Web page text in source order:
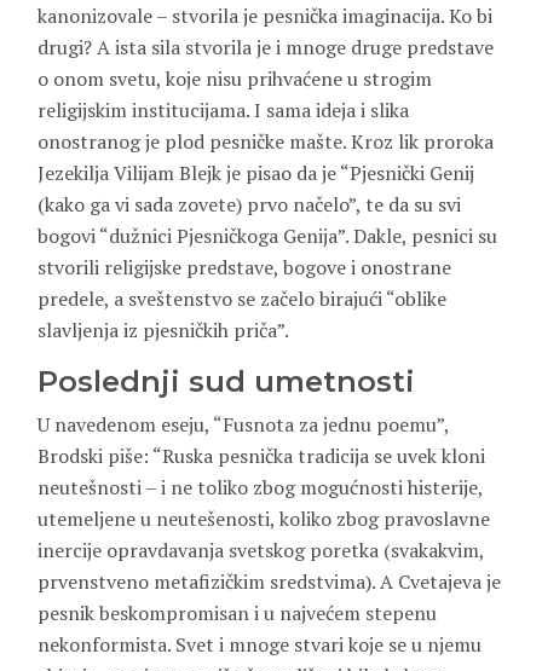
kanonizovale – stvorila je pesnička imaginacija. Ko bi
drugi? A ista sila stvorila je i mnoge druge predstave
o onom svetu, koje nisu prihvaćene u strogim
religijskim institucijama. I sama ideja i slika
onostranog je plod pesničke mašte. Kroz lik proroka
Jezekilja Vilijam Blejk je pisao da je “Pjesnički Genij
(kako ga vi sada zovete) prvo načelo”, te da su svi
bogovi “dužnici Pjesničkoga Genija”. Dakle, pesnici su
stvorili religijske predstave, bogove i onostrane
predele, a sveštenstvo se začelo birajući “oblike
slavljenja iz pjesničkih priča”.
Poslednji sud umetnosti
U navedenom eseju, “Fusnota za jednu poemu”,
Brodski piše: “Ruska pesnička tradicija se uvek kloni
neutešnosti – i ne toliko zbog mogućnosti histerije,
utemeljene u neutešenosti, koliko zbog pravoslavne
inercije opravdavanja svetskog poretka (svakakvim,
prvenstveno metafizičkim sredstvima). A Cvetajeva je
pesnik beskompromisan i u najvećem stepenu
nekonformista. Svet i mnoge stvari koje se u njemu